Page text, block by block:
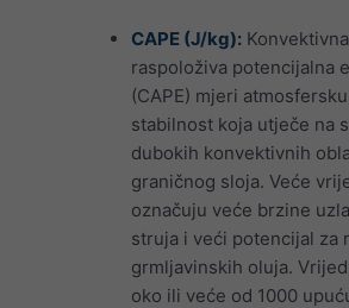
CAPE (J/kg): Konvektivna
raspoloživa potencijalna
(CAPE) mjeri atmosfersku
stabilnost koja utječe na
dubokih konvektivnih
graničnog sloja. Veće
označuju veće brzine
struja i veći potencijal za
grmljavinskih oluja.
oko ili veće od 1000